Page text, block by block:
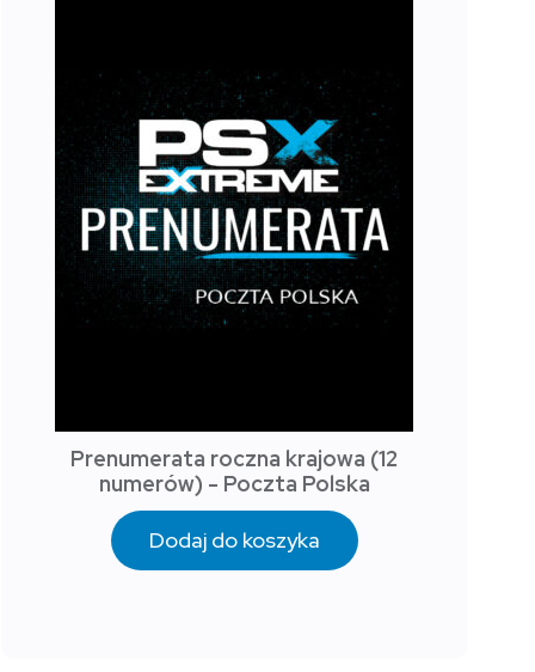
Prenumerata roczna krajowa (12
numerów) - Poczta Polska
Dodaj do koszyka